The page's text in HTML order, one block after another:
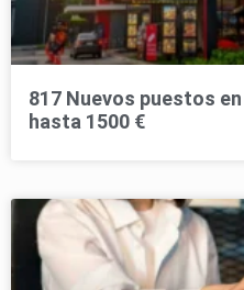
817 Nuevos puestos
hasta 1500 €